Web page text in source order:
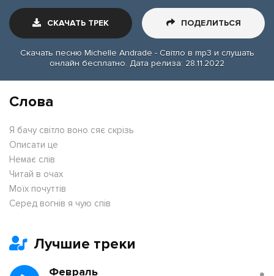
СКАЧАТЬ ТРЕК ПОДЕЛИТЬСЯ
Скачать песню Michelle Andrade - Свiтло в mp3 и слушать
онлайн бесплатно. Дата релиза: 28.11.2022
Слова
Я бачу свiтло воно сяє скрiзь
Описати це
Немає слiв
Читай в очах
Моїх почуттiв
Серед вогнiв я чую спiв
Лучшие треки
Февраль